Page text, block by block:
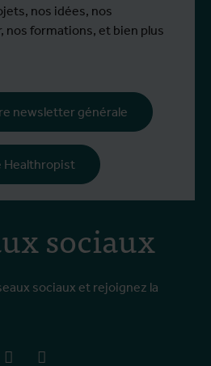
sociaux
sociaux et rejoignez la
youtube
nos idées, nos
nos formations, et bien plus
newsletter générale
Healthropist